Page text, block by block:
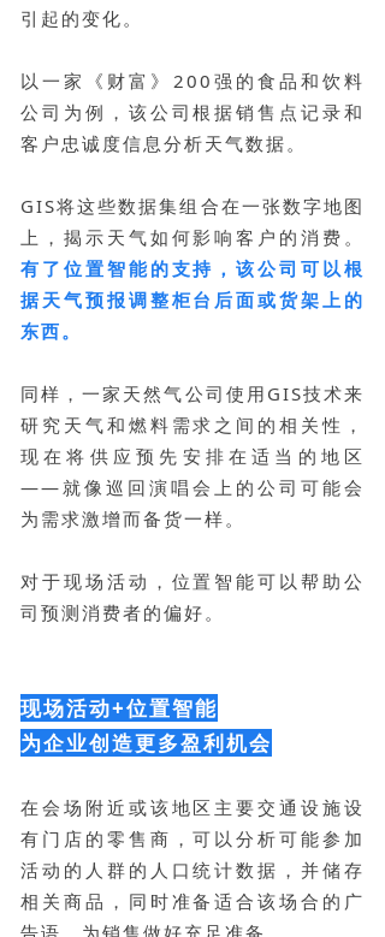
引起的变化。
以一家《财富》200强的食品和饮料
公司为例，该公司根据销售点记录和
客户忠诚度信息分析天气数据。
GIS将这些数据集组合在一张数字地图
上，揭示天气如何影响客户的消费。
有了位置智能的支持，该公司可以根
据天气预报调整柜台后面或货架上的
东西。
同样，一家天然气公司使用GIS技术来
研究天气和燃料需求之间的相关性，
现在将供应预先安排在适当的地区
——就像巡回演唱会上的公司可能会
为需求激增而备货一样。
对于现场活动，位置智能可以帮助公
司预测消费者的偏好。
现场活动+位置智能
为企业创造更多盈利机会
在会场附近或该地区主要交通设施设
有门店的零售商，可以分析可能参加
活动的人群的人口统计数据，并储存
相关商品，同时准备适合该场合的广
告语，为销售做好充足准备。